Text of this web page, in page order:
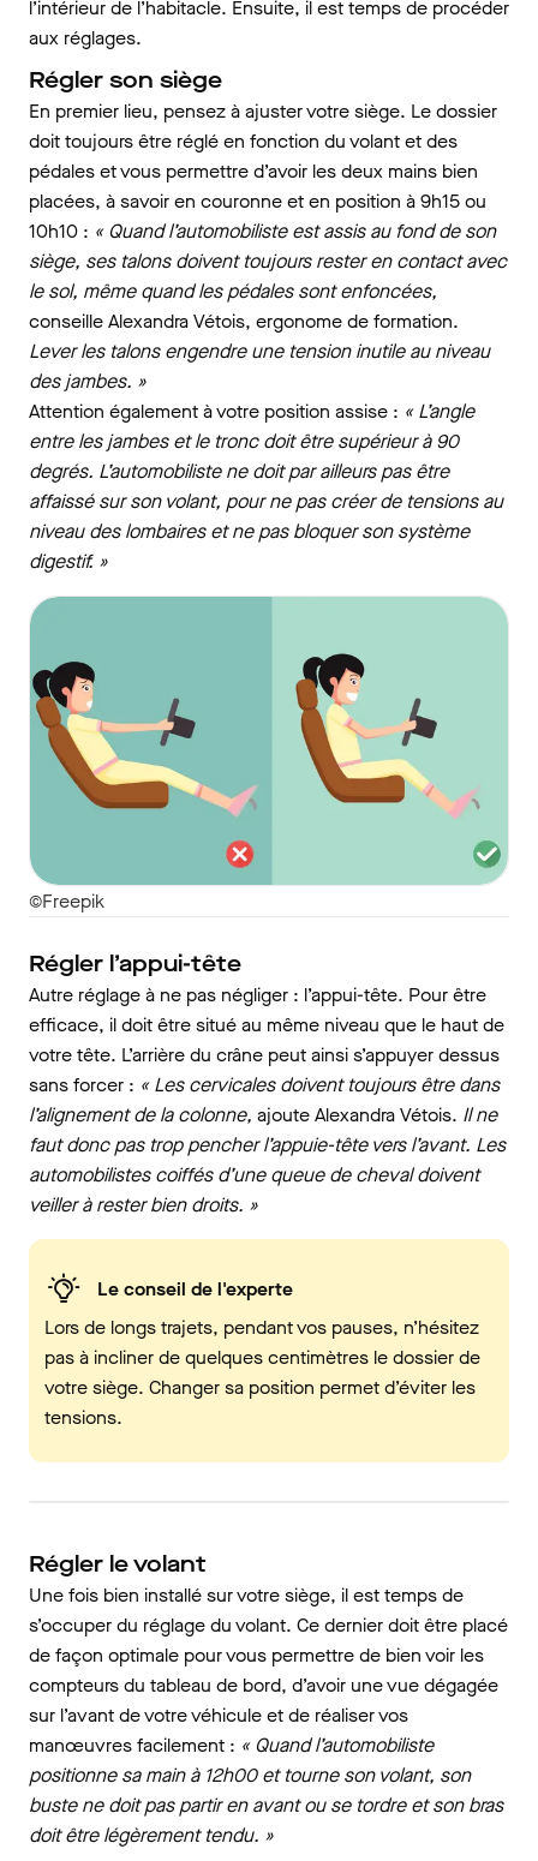
l’intérieur de l’habitacle. Ensuite, il est temps de procéder
aux réglages.
Régler son siège
En premier lieu, pensez à ajuster votre siège. Le dossier
doit toujours être réglé en fonction du volant et des
pédales et vous permettre d’avoir les deux mains bien
placées, à savoir en couronne et en position à 9h15 ou
10h10 : « Quand l’automobiliste est assis au fond de son
siège, ses talons doivent toujours rester en contact avec
le sol, même quand les pédales sont enfoncées,
conseille Alexandra Vétois, ergonome de formation.
Lever les talons engendre une tension inutile au niveau
des jambes. »
Attention également à votre position assise : « L’angle
entre les jambes et le tronc doit être supérieur à 90
degrés. L’automobiliste ne doit par ailleurs pas être
affaissé sur son volant, pour ne pas créer de tensions au
niveau des lombaires et ne pas bloquer son système
digestif. »
©Freepik
Régler l’appui-tête
Autre réglage à ne pas négliger : l’appui-tête. Pour être
efficace, il doit être situé au même niveau que le haut de
votre tête. L’arrière du crâne peut ainsi s’appuyer dessus
sans forcer : « Les cervicales doivent toujours être dans
l’alignement de la colonne, ajoute Alexandra Vétois. Il ne
faut donc pas trop pencher l’appuie-tête vers l’avant. Les
automobilistes coiffés d’une queue de cheval doivent
veiller à rester bien droits. »
Le conseil de l'experte
Lors de longs trajets, pendant vos pauses, n’hésitez
pas à incliner de quelques centimètres le dossier de
votre siège. Changer sa position permet d’éviter les
tensions.
Régler le volant
Une fois bien installé sur votre siège, il est temps de
s’occuper du réglage du volant. Ce dernier doit être placé
de façon optimale pour vous permettre de bien voir les
compteurs du tableau de bord, d’avoir une vue dégagée
sur l’avant de votre véhicule et de réaliser vos
manœuvres facilement : « Quand l’automobiliste
positionne sa main à 12h00 et tourne son volant, son
buste ne doit pas partir en avant ou se tordre et son bras
doit être légèrement tendu. »